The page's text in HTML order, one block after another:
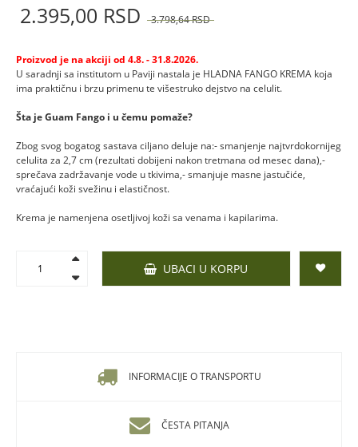
2.395,00 RSD 3.798,64RSD
Proizvod je na akciji od 4.8. - 31.8.2026.
U saradnji sa institutom u Paviji nastala je HLADNA FANGO KREMA koja
ima praktičnu i brzu primenu te višestruko dejstvo na celulit.
Šta je Guam Fango i u čemu pomaže?
Zbog svog bogatog sastava ciljano deluje na:- smanjenje najtvrdokornijeg
celulita za 2,7 cm (rezultati dobijeni nakon tretmana od mesec dana),-
sprečava zadržavanje vode u tkivima,- smanjuje masne jastučiće,
vraćajući koži svežinu i elastičnost.
Krema je namenjena osetljivoj koži sa venama i kapilarima.
UBACI U KORPU
INFORMACIJE O TRANSPORTU
ČESTA PITANJA